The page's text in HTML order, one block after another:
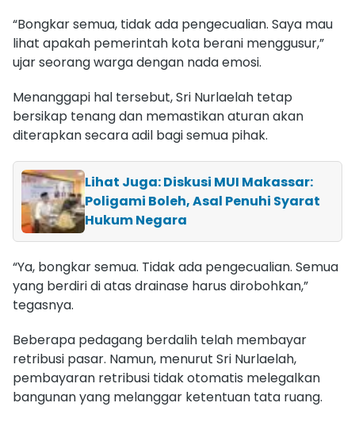
“Bongkar semua, tidak ada pengecualian. Saya mau
lihat apakah pemerintah kota berani menggusur,”
ujar seorang warga dengan nada emosi.
Menanggapi hal tersebut, Sri Nurlaelah tetap
bersikap tenang dan memastikan aturan akan
diterapkan secara adil bagi semua pihak.
Lihat Juga: Diskusi MUI Makassar:
Poligami Boleh, Asal Penuhi Syarat
Hukum Negara
“Ya, bongkar semua. Tidak ada pengecualian. Semua
yang berdiri di atas drainase harus dirobohkan,”
tegasnya.
Beberapa pedagang berdalih telah membayar
retribusi pasar. Namun, menurut Sri Nurlaelah,
pembayaran retribusi tidak otomatis melegalkan
bangunan yang melanggar ketentuan tata ruang.